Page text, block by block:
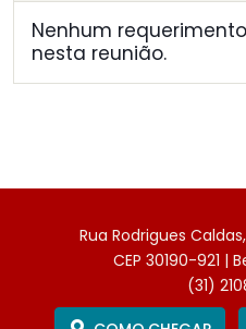
Nenhum
nesta reunião.
Rua Rodrigues
CEP 30190-921 |
(31)